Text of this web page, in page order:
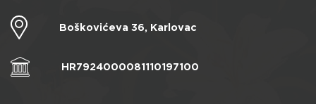
Boškovićeva 36, Karlovac
HR7924000081110197100